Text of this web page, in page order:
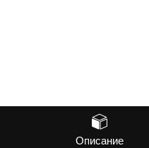
Описание